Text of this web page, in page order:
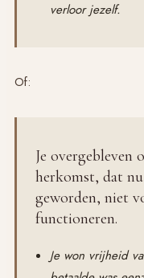
verloor jezelf.
Of:
Je overgebleven
herkomst, dat nu
geworden, niet
functioneren.
Je won vrijheid